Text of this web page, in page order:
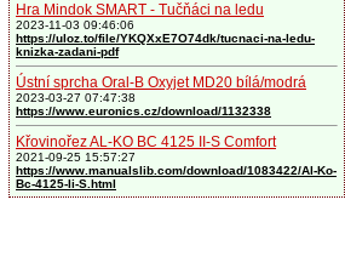
Hra Mindok SMART - Tučňáci na ledu
2023-11-03 09:46:06
https://uloz.to/file/YKQXxE7O74dk/tucnaci-na-ledu-
knizka-zadani-pdf
Ústní sprcha Oral-B Oxyjet MD20 bílá/modrá
2023-03-27 07:47:38
https://www.euronics.cz/download/1132338
Křovinořez AL-KO BC 4125 II-S Comfort
2021-09-25 15:57:27
https://www.manualslib.com/download/1083422/Al-Ko-
Bc-4125-Ii-S.html